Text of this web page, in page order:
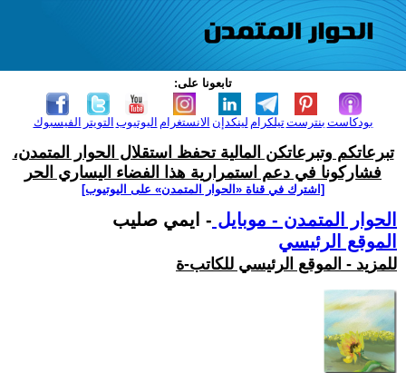
تابعونا على:
الفيسبوك التويتر اليوتيوب الانستغرام لينكدإن تيلكرامبنترست بودكاست
تبرعاتكم وتبرعاتكن المالية تحفظ استقلال الحوار المتمدن،
فشاركونا في دعم استمرارية هذا الفضاء اليساري الحر
[اشترك في قناة ‫«الحوار المتمدن» على اليوتيوب]
الحوار المتمدن - موبايل - ايمي صليب
الموقع الرئيسي
للمزيد - الموقع الرئيسي للكاتب-ة